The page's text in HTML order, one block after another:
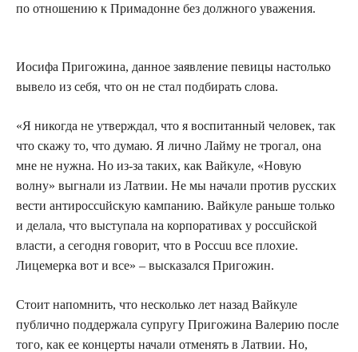
по отношению к Примадонне без должного уважения.
Иосифа Пригожина, данное заявление певицы настолько
вывело из себя, что он не стал подбирать слова.
«Я никогда не утверждал, что я воспитанный человек, так
что скажу то, что думаю. Я лично Лайму не трогал, она
мне не нужна. Но из-за таких, как Вайкуле, «Новую
волну» выгнали из Латвии. Не мы начали против pyccких
вести антиpoccuйскую кампанию. Вайкуле раньше только
и делала, что выступала на корпоративах у poccuйской
власти, а сегодня говорит, что в Poccuu все плохие.
Лицемерка вот и все» – высказался Пригожин.
Стоит напомнить, что несколько лет назад Вайкуле
публично поддержала супругу Пригожина Валерию после
того, как ее концерты начали отменять в Латвии. Но,